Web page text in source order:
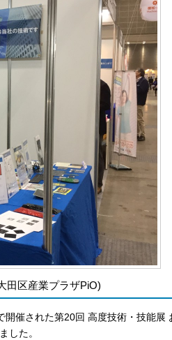
田区産業プラザPiO)
催された第20回 高度技術・技能
した。